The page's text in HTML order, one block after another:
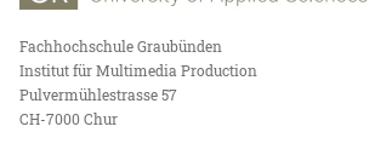
Fachhochschule Graubünden
Institut für Multimedia Production
Pulvermühlestrasse 57
CH-7000 Chur